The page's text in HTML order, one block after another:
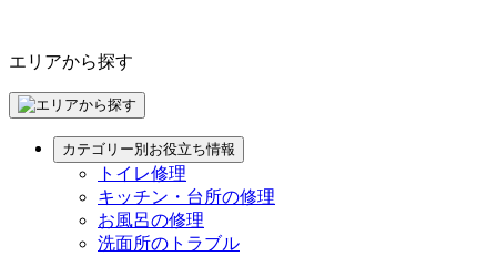
エリアから探す
カテゴリー別お役立ち情報
トイレ修理
キッチン・台所の修理
お風呂の修理
洗面所のトラブル